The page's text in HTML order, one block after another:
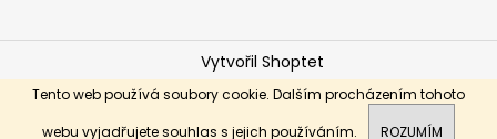
Tento web používá soubory cookie. Dalším procházením tohoto
webu vyjadřujete souhlas s jejich používáním.
ROZUMÍM
Vytvořil Shoptet
Copyright 2026DERMABEAUTY. Všechna práva